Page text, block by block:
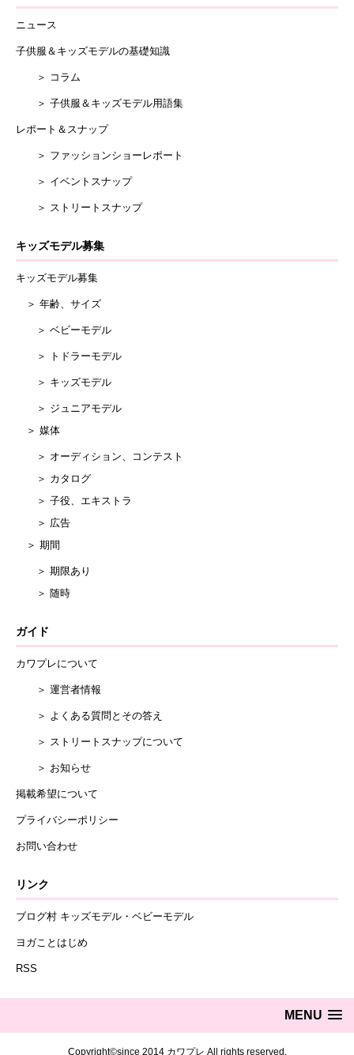
ニュース
子供服＆キッズモデルの基礎知識
＞ コラム
＞ 子供服＆キッズモデル用語集
レポート＆スナップ
＞ ファッションショーレポート
＞ イベントスナップ
＞ ストリートスナップ
キッズモデル募集
キッズモデル募集
＞ 年齢、サイズ
＞ ベビーモデル
＞ トドラーモデル
＞ キッズモデル
＞ ジュニアモデル
＞ 媒体
＞ オーディション、コンテスト
＞ カタログ
＞ 子役、エキストラ
＞ 広告
＞ 期間
＞ 期限あり
＞ 随時
ガイド
カワプレについて
＞ 運営者情報
＞ よくある質問とその答え
＞ ストリートスナップについて
＞ お知らせ
掲載希望について
プライバシーポリシー
お問い合わせ
リンク
ブログ村 キッズモデル・ベビーモデル
ヨガことはじめ
RSS
MENU
Copyright©since 2014 カワプレ All rights reserved.